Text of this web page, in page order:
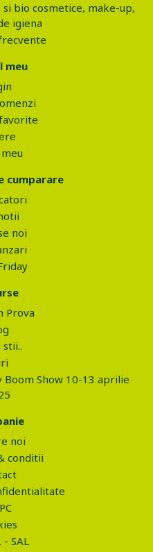
bio cosmetice, make-up,
igiena
meu
cumparare
noi
Prova
stii..
Boom Show 10-13 aprilie
noi
conditii
- SAL